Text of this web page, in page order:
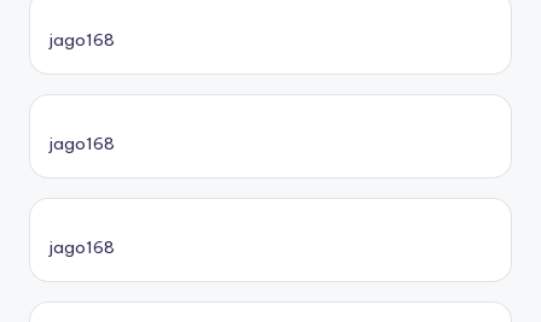
jago168
jago168
jago168